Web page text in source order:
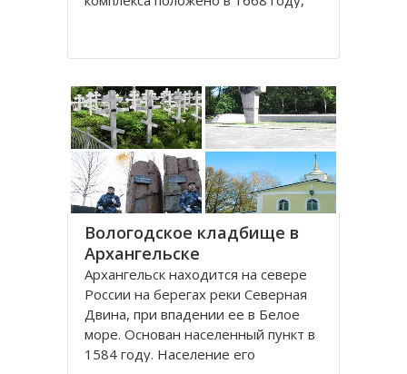
себе две функции: торговую и
Архангельск на тот момент являлся
крупным
Вологодское кладбище в
Архангельске
Архангельск находится на севере
России на берегах реки Северная
Двина, при впадении ее в Белое
море. Основан населенный пункт в
1584 году. Население его